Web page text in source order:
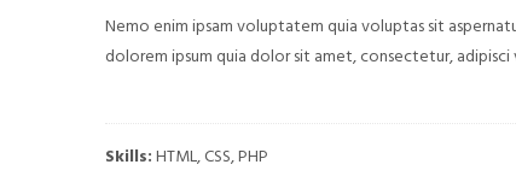
Nemo enim ipsam voluptatem quia voluptas sit
dolorem ipsum quia dolor sit amet, consectetur,
Skills:HTML, CSS, PHP